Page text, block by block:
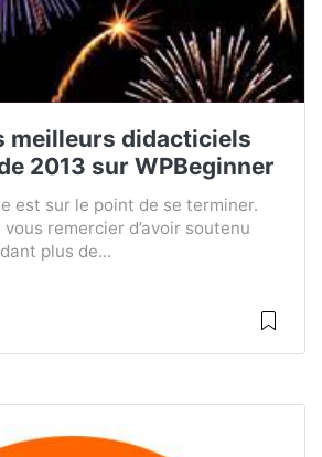
meilleurs didacticiels
2013 sur WPBeginner
est sur le point de se terminer.
remercier d’avoir soutenu
plus de...